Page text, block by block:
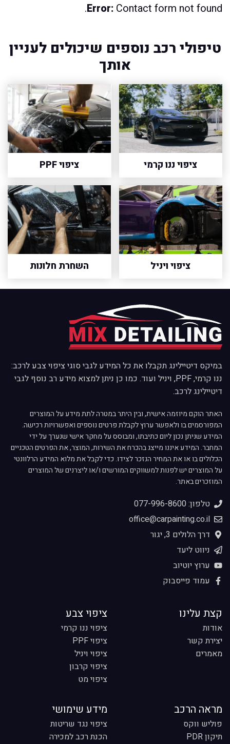
Error: Contact form not found.
טיפולי רכב נוספים שיכולים לעניין
אותך
ציפוי ננו קרמי ציפוי PPF
ציפוי ויניל השחרת חלונות
במיקס דיטיילינג תקבלו את כל המידע לגבי סוגי ציפוי צבע לרכב:
ננו קרמי, PPF, ויניל ועוד. כמו כן ניתן למצוא מידע רב נוסף לגבי
דיטיילינג לרכב.
האתר הוקם מיוזמה אישית, ובין היתר במטרה לתת מידע על המוצרים
המפורסמים בו ולאפשר ערוץ לקבלת פרטים נוספים ואפשרויות רכישה.
המידע שניתן נכון ליום כתיבתו, ומבוסס על מחקר אישי שנערך על ידי
המחבר. המידע איננו מייצג בהכרח את השירות, המוצר, את הפרטים הטכניים
הכלולים בו או את המחיר הנזכר לצידו. כדי לקבל את מלוא המידע הרלוונטי
על המוצרים יש לפנות למשווקים המורשים ו/או ליצרנים של המוצרים
המוזכרים באתר.
טלפון: 077-996-8600
office@carpainting.co.il
דרך הלולים 3, יגור
ניווט ליעד
ערוץ יוטיוב
עמוד פייסבוק
קצת עלינו
אודות
יצירת קשר
מאמרים
ציפוי צבע
ציפוי ננו קרמי
ציפוי PPF
ציפוי ויניל
ציפוי קרבון
ציפוי מט
מראה הרכב
פוליש ווקס
תיקון PDR
מידע שימושי
ציפוי נגד שריטות
הכנת רכב למכירה